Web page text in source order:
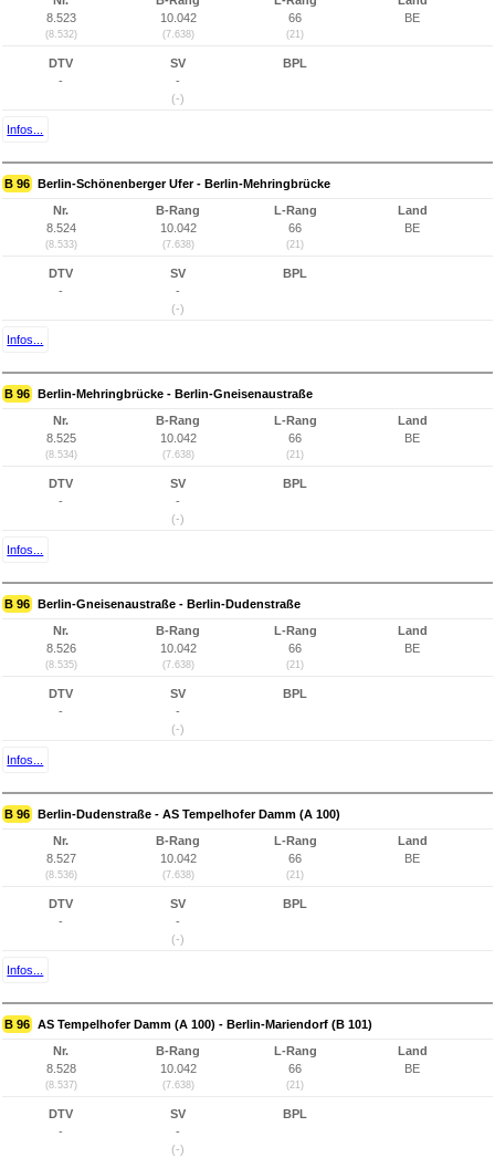
8.523
(8.532)
10.042
(7.638)
66
(21)
BE
DTV
-
SV
-
(-)
BPL
Infos...
B 96 Berlin-Schönenberger Ufer - Berlin-Mehringbrücke
Nr.
8.524
(8.533)
B-Rang
10.042
(7.638)
L-Rang
66
(21)
Land
BE
DTV
-
SV
-
(-)
BPL
Infos...
B 96 Berlin-Mehringbrücke - Berlin-Gneisenaustraße
Nr.
8.525
(8.534)
B-Rang
10.042
(7.638)
L-Rang
66
(21)
Land
BE
DTV
-
SV
-
(-)
BPL
Infos...
B 96 Berlin-Gneisenaustraße - Berlin-Dudenstraße
Nr.
8.526
(8.535)
B-Rang
10.042
(7.638)
L-Rang
66
(21)
Land
BE
DTV
-
SV
-
(-)
BPL
Infos...
B 96 Berlin-Dudenstraße - AS Tempelhofer Damm (A 100)
Nr.
8.527
(8.536)
B-Rang
10.042
(7.638)
L-Rang
66
(21)
Land
BE
DTV
-
SV
-
(-)
BPL
Infos...
B 96 AS Tempelhofer Damm (A 100) - Berlin-Mariendorf (B 101)
Nr.
8.528
(8.537)
B-Rang
10.042
(7.638)
L-Rang
66
(21)
Land
BE
DTV
-
SV
-
(-)
BPL